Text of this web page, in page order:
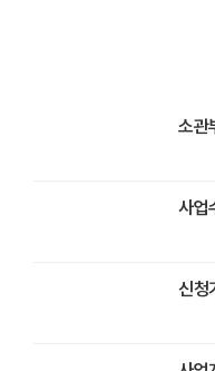
소관
사업
신청